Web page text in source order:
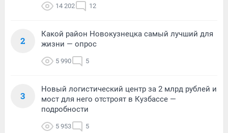
14 202 12
2
Какой район Новокузнецка самый лучший для
жизни — опрос
5 990 5
3
Новый логистический центр за 2 млрд рублей и
мост для него отстроят в Кузбассе —
подробности
5 953 5